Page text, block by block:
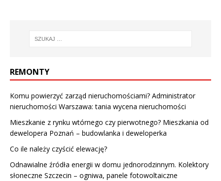
REMONTY
Komu powierzyć zarząd nieruchomościami? Administrator
nieruchomości Warszawa: tania wycena nieruchomości
Mieszkanie z rynku wtórnego czy pierwotnego? Mieszkania od
dewelopera Poznań – budowlanka i deweloperka
Co ile należy czyścić elewację?
Odnawialne źródła energii w domu jednorodzinnym. Kolektory
słoneczne Szczecin – ogniwa, panele fotowoltaiczne